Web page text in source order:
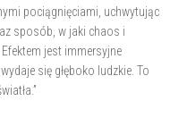
pociągnięciami, uchwytując
sposób, w jaki chaos i
jest immersyjne
się głęboko ludzkie. To